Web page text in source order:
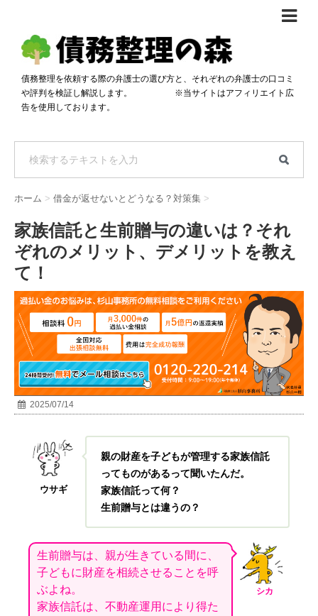
債務整理体験談
おすすめ
料金比較
自己破産・個人再生料金比較
過払い金料金比較
専門家の選び方
料金で選ぶ
着手金無料で選ぶ
女性専門で選ぶ
24時間年中無休で選ぶ
匿名借金相談
債務整理を依頼する際の弁護士の選び方と、それぞれの弁護士の口コミ
や評判を検証し解説します。 ※当サイトはアフィリエイト広
告を使用しております。
ホーム > 借金が返せないとどうなる？対策集 >
家族信託と生前贈与の違いは？それ
ぞれのメリット、デメリットを教え
て！
2025/07/14
ウサギ
親の財産を子どもが管理する家族信託
ってものがあるって聞いたんだ。
家族信託って何？
生前贈与とは違うの？
シカ
生前贈与は、親が生きている間に、
子どもに財産を相続させることを呼
ぶよね。
家族信託は、不動産運用により得た